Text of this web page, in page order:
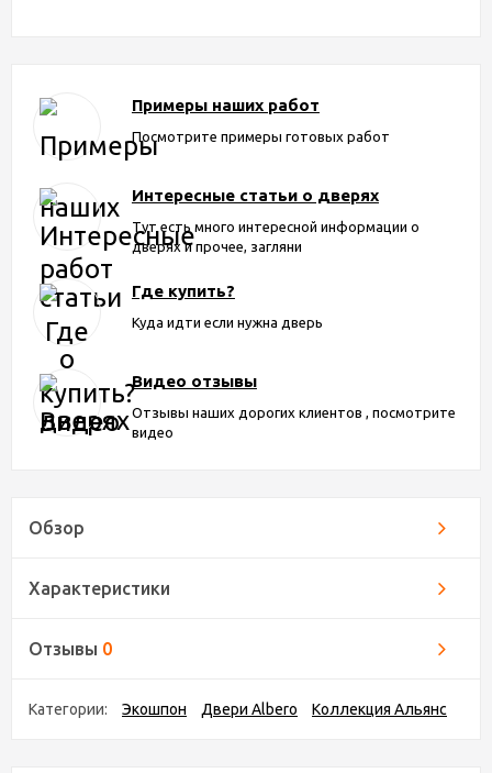
Примеры наших работ
Посмотрите примеры готовых работ
Интересные статьи о дверях
Тут есть много интересной информации о
дверях и прочее, загляни
Где купить?
Куда идти если нужна дверь
Видео отзывы
Отзывы наших дорогих клиентов , посмотрите
видео
Обзор
Характеристики
Отзывы 0
Категории: Экошпон Двери Albero Коллекция Альянс